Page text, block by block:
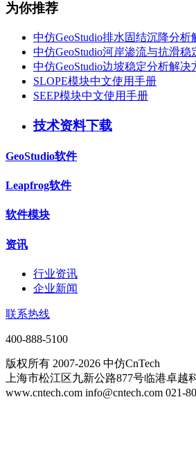
为你推荐
中仿GeoStudio排水固结沉降分析
中仿GeoStudio河岸渗流与抗滑稳
中仿GeoStudio边坡稳定分析解决
SLOPE模块中文使用手册
SEEP模块中文使用手册
技术资料下载
GeoStudio软件
Leapfrog软件
软件模块
资讯
行业资讯
企业新闻
联系热线
400-888-5100
版权所有 2007-2026 中仿CnTech
上海市松江区九新公路877号临港卓越
www.cntech.com info@cntech.com 021-